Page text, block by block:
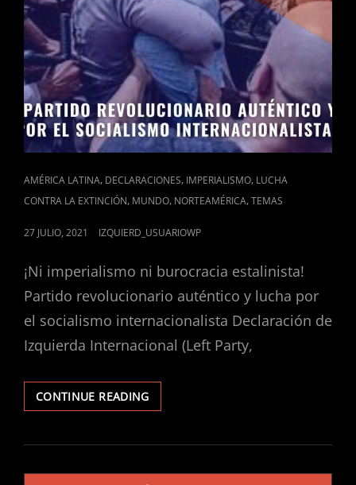
CAT
LINKS
AMÉRICA LATINA, DECLARACIONES, IMPERIALISMO, LUCHA
CONTRA LA EXTINCIÓN, MUNDO, NORTEAMÉRICA,TEMAS
POSTED
27 JULIO, 2021 IZQUIERD_USUARIOWP
¡Ni imperialismo ni burocracia estalinista!
Partido revolucionario auténtico y lucha por
el socialismo internacionalista Declaración de
Izquierda Internacional (Left Party,
CONTINUE READINGCUBA:
¡POR
NUEVA